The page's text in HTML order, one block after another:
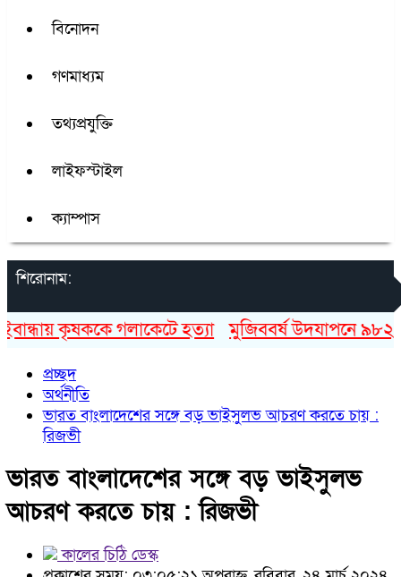
বিনোদন
গণমাধ্যম
তথ্যপ্রযুক্তি
লাইফস্টাইল
ক্যাম্পাস
শিরোনাম:
কৃষককে গলাকেটে হত্যা মুজিববর্ষ উদযাপনে ৯৮২ কোটি
প্রচ্ছদ
অর্থনীতি
ভারত বাংলাদেশের সঙ্গে বড় ভাইসুলভ আচরণ করতে চায় :
রিজভী
ভারত বাংলাদেশের সঙ্গে বড় ভাইসুলভ
আচরণ করতে চায় : রিজভী
কালের চিঠি ডেস্ক